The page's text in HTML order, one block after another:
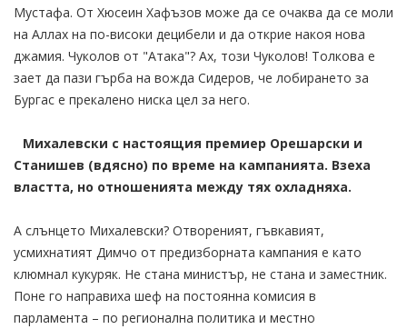
Мустафа. От Хюсеин Хафъзов може да се очаква да се моли
на Аллах на по-високи децибели и да открие накоя нова
джамия. Чуколов от "Атака"? Ах, този Чуколов! Толкова е
зает да пази гърба на вожда Сидеров, че лобирането за
Бургас е прекалено ниска цел за него.
Михалевски с настоящия премиер Орешарски и
Станишев (вдясно) по време на кампанията. Взеха
властта, но отношенията между тях охладняха.
А слънцето Михалевски? Отвореният, гъвкавият,
усмихнатият Димчо от предизборната кампания е като
клюмнал кукуряк. Не стана министър, не стана и заместник.
Поне го направиха шеф на постоянна комисия в
парламента – по регионална политика и местно